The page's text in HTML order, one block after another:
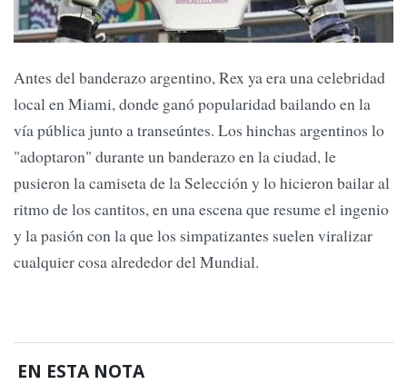
Antes del banderazo argentino, Rex ya era una celebridad
local en Miami, donde ganó popularidad bailando en la
vía pública junto a transeúntes. Los hinchas argentinos lo
"adoptaron" durante un banderazo en la ciudad, le
pusieron la camiseta de la Selección y lo hicieron bailar al
ritmo de los cantitos, en una escena que resume el ingenio
y la pasión con la que los simpatizantes suelen viralizar
cualquier cosa alrededor del Mundial.
EN ESTA NOTA